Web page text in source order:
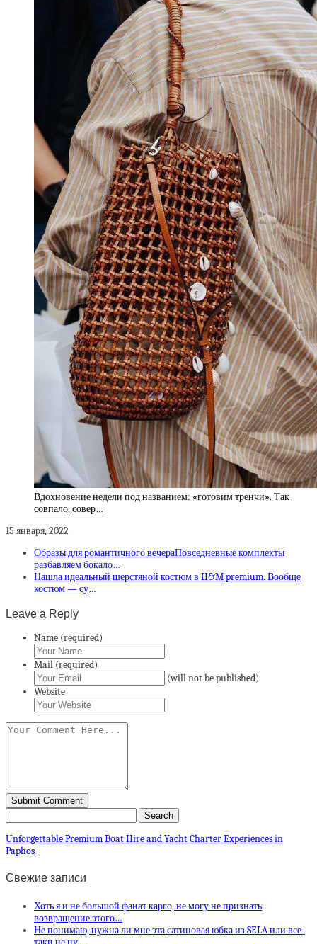
Вдохновение недели под названием: «готовим тренчи». Так
совпало, совер…
15 января, 2022
Образы для романтичного вечераПовседневные комплекты
разбавляем бокало…
Нашла идеальный шерстяной костюм в H&M premium. Вообще
костюм — су…
Leave a Reply
Name (required)
Mail (required)
(will not be published)
Website
Unforgettable Premium Boat Hire and Yacht Charter Experiences in
Paphos
Свежие записи
Хоть я и не большой фанат карго, не могу не признать
возвращение этого…
Не понимаю, нужна ли мне эта сатиновая юбка из SELA или все-